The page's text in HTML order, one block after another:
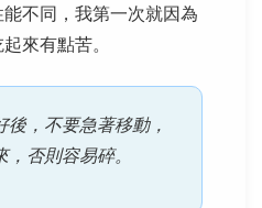
不同，我第一次就因為
來有點苦。
，不要急著移動，
否則容易碎。